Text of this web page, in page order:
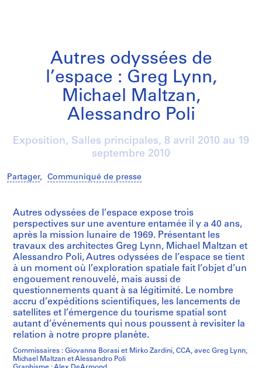
Autres odyssées de
l’espace : Greg Lynn,
Michael Maltzan,
Alessandro Poli
Exposition, Salles principales, 8 avril 2010 au 19
septembre 2010
Partager, Communiqué de presse
/
Autres odyssées de l’espace expose trois
perspectives sur une aventure entamée il y a 40 ans,
après la mission lunaire de 1969. Présentant les
travaux des architectes Greg Lynn, Michael Maltzan et
Alessandro Poli, Autres odyssées de l’espace se tient
à un moment où l’exploration spatiale fait l’objet d’un
engouement renouvelé, mais aussi de
questionnements quant à sa légitimité. Le nombre
accru d’expéditions scientifiques, les lancements de
satellites et l’émergence du tourisme spatial sont
autant d’événements qui nous poussent à revisiter la
relation à notre propre planète.
Commissaires : Giovanna Borasi et Mirko Zardini, CCA, avec Greg Lynn,
Michael Maltzan et Alessandro Poli